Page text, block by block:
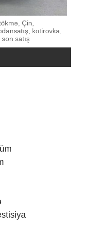
Çin,
kotirovka,
satış